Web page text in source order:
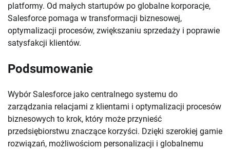
platformy. Od małych startupów po globalne korporacje,
Salesforce pomaga w transformacji biznesowej,
optymalizacji procesów, zwiększaniu sprzedaży i poprawie
satysfakcji klientów.
Podsumowanie
Wybór Salesforce jako centralnego systemu do
zarządzania relacjami z klientami i optymalizacji procesów
biznesowych to krok, który może przynieść
przedsiębiorstwu znaczące korzyści. Dzięki szerokiej gamie
rozwiązań, możliwościom personalizacji i globalnemu